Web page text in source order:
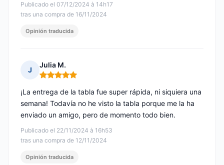
Publicado el 07/12/2024 à 14h17
tras una compra de 16/11/2024
Opinión traducida
J
Julia M.
Nota: 5 de 5
Publicado el 22/11/2024 à 16h53
tras una compra de 12/11/2024
¡La entrega de la tabla fue super rápida, ni siquiera una
semana! Todavía no he visto la tabla porque me la ha
enviado un amigo, pero de momento todo bien.
Opinión traducida